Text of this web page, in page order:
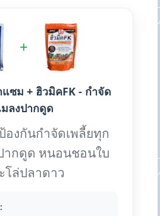
+
ซม + ฮิวมิคFK - กำจัด
ลงปากดูด
องกันกำจัดเพลี้ยทุก
ากดูด หนอนชอนใบ
โล่ปลาดาว